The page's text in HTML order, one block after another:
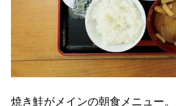
焼き鮭がメインの朝食メニュー